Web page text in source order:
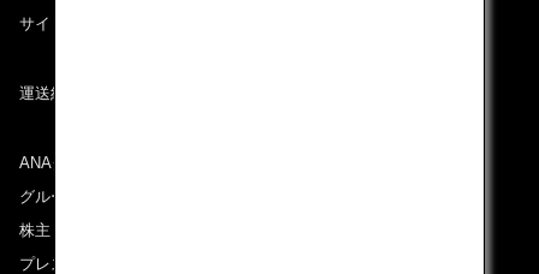
サイトマップ
運送約款
ANAグループについて
グループ企業一覧
株主・投資家情報
プレスリリース